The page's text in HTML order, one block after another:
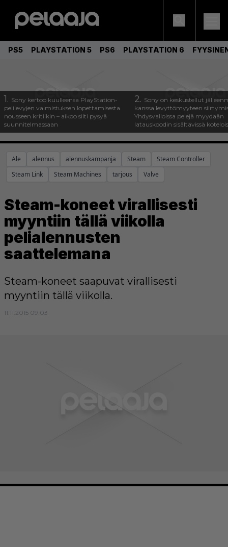
PS5 PLAYSTATION 5 PS6 PLAYSTATION 6
1. Sony kertoo kuulleensa PlayStation-
pelilevyjen valmistuksen lopettamisesta
nousseen kritiikin – aikoo silti pysyä
suunnitelmassaan
2. Sony on keskustellut
kanssa levyttömyyteen
Yhdysvalloissa pelejä myydään
latauskoodin sisältävissä
Ale alennus alennuskampanja Steam
Steam Controller
Steam Link
Steam Machines tarjous Valve
Steam-koneet virallisesti
myyntiin tällä viikolla
pelialennusten
saattelemana
Steam-koneet saapuvat virallisesti
myyntiin tällä viikolla.
11.11.2015 09:03